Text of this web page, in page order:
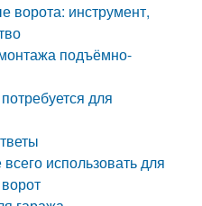
ворота: инструмент,
подъёмно-
для
использовать для